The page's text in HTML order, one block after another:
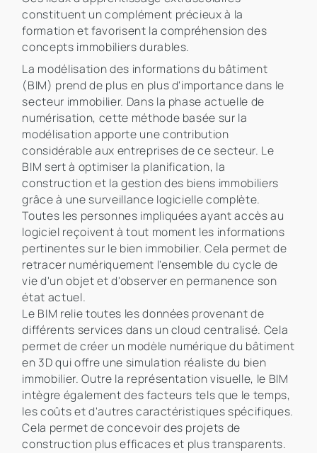
constituent un complément précieux à la
formation et favorisent la compréhension des
concepts immobiliers durables.
La modélisation des informations du bâtiment
(BIM) prend de plus en plus d'importance dans le
secteur immobilier. Dans la phase actuelle de
numérisation, cette méthode basée sur la
modélisation apporte une contribution
considérable aux entreprises de ce secteur. Le
BIM sert à optimiser la planification, la
construction et la gestion des biens immobiliers
grâce à une surveillance logicielle complète.
Toutes les personnes impliquées ayant accès au
logiciel reçoivent à tout moment les informations
pertinentes sur le bien immobilier. Cela permet de
retracer numériquement l'ensemble du cycle de
vie d'un objet et d'observer en permanence son
état actuel.
Le BIM relie toutes les données provenant de
différents services dans un cloud centralisé. Cela
permet de créer un modèle numérique du bâtiment
en 3D qui offre une simulation réaliste du bien
immobilier. Outre la représentation visuelle, le BIM
intègre également des facteurs tels que le temps,
les coûts et d'autres caractéristiques spécifiques.
Cela permet de concevoir des projets de
construction plus efficaces et plus transparents.